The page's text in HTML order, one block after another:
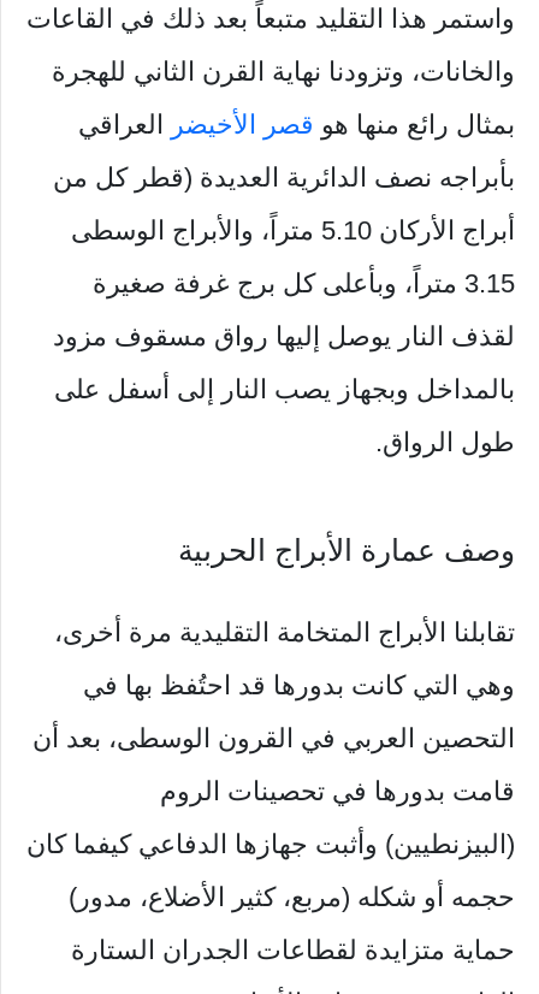
واستمر هذا التقليد متبعاً بعد ذلك في القاعات
والخانات، وتزودنا نهاية القرن الثاني للهجرة
بمثال رائع منها هو قصر الأخيضر العراقي
بأبراجه نصف الدائرية العديدة (قطر كل من
أبراج الأركان 5.10 متراً، والأبراج الوسطى
3.15 متراً، وبأعلى كل برج غرفة صغيرة
لقذف النار يوصل إليها رواق مسقوف مزود
بالمداخل وبجهاز يصب النار إلى أسفل على
طول الرواق.
وصف عمارة الأبراج الحربية
تقابلنا الأبراج المتخامة التقليدية مرة أخرى،
وهي التي كانت بدورها قد احتُفظ بها في
التحصين العربي في القرون الوسطى، بعد أن
قامت بدورها في تحصينات الروم
(البيزنطيين) وأثبت جهازها الدفاعي كيفما كان
حجمه أو شكله (مربع، كثير الأضلاع، مدور)
حماية متزايدة لقطاعات الجدران الستارة